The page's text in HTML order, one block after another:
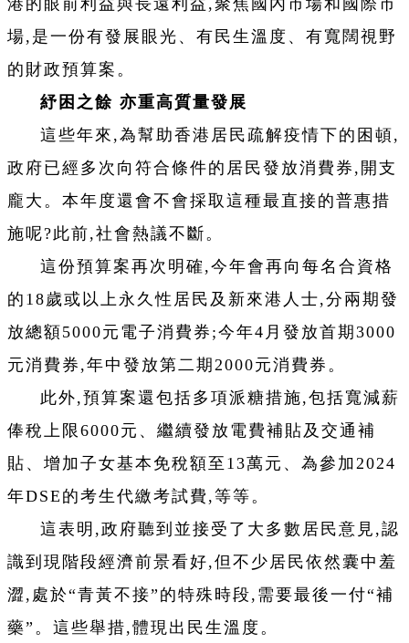
場,是一份有發展眼光、有民生溫度、有寬闊視野
的財政預算案。
紓困之餘 亦重高質量發展
這些年來,為幫助香港居民疏解疫情下的困頓,
政府已經多次向符合條件的居民發放消費券,開支
龐大。本年度還會不會採取這種最直接的普惠措
施呢?此前,社會熱議不斷。
這份預算案再次明確,今年會再向每名合資格
的18歲或以上永久性居民及新來港人士,分兩期發
放總額5000元電子消費券;今年4月發放首期3000
元消費券,年中發放第二期2000元消費券。
此外,預算案還包括多項派糖措施,包括寬減薪
俸稅上限6000元、繼續發放電費補貼及交通補
貼、增加子女基本免稅額至13萬元、為參加2024
年DSE的考生代繳考試費,等等。
這表明,政府聽到並接受了大多數居民意見,認
識到現階段經濟前景看好,但不少居民依然囊中羞
澀,處於“青黃不接”的特殊時段,需要最後一付“補
藥”。這些舉措,體現出民生溫度。